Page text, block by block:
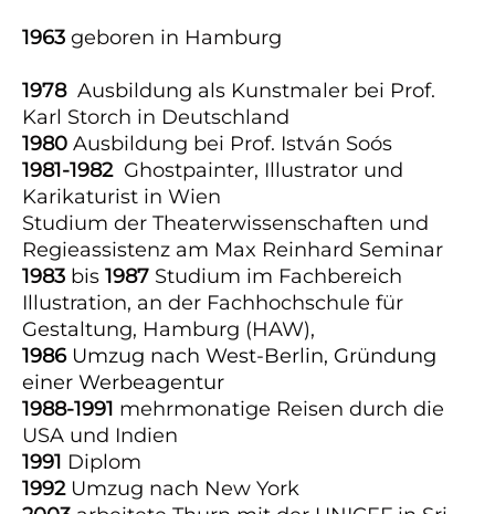
1963 geboren in Hamburg
1978 Ausbildung als Kunstmaler bei Prof.
Karl Storch in Deutschland
1980 Ausbildung bei Prof. István Soós
1981-1982 Ghostpainter, Illustrator und
Karikaturist in Wien
Studium der Theaterwissenschaften und
Regieassistenz am Max Reinhard Seminar
1983 bis 1987 Studium im Fachbereich
Illustration, an der Fachhochschule für
Gestaltung, Hamburg (HAW),
1986 Umzug nach West-Berlin, Gründung
einer Werbeagentur
1988-1991 mehrmonatige Reisen durch die
USA und Indien
1991 Diplom
1992 Umzug nach New York